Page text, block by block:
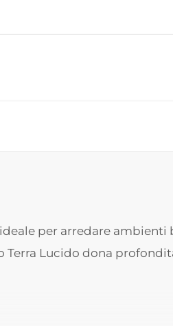
per arredare ambienti
Lucido dona